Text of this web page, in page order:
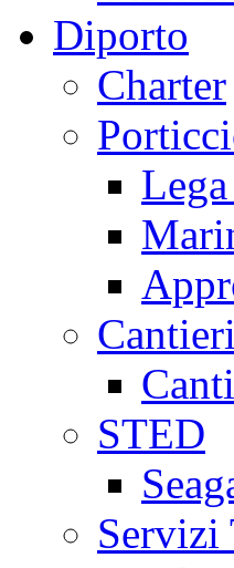
Diporto
Charter
STED
Servizi